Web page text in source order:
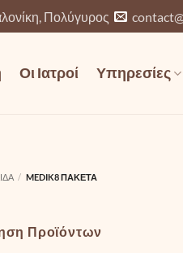
Πολύγυρος
Οι Ιατροί Υπηρεσίες
/ MEDIK8 ΠΑΚΈΤΑ
Προϊόντων